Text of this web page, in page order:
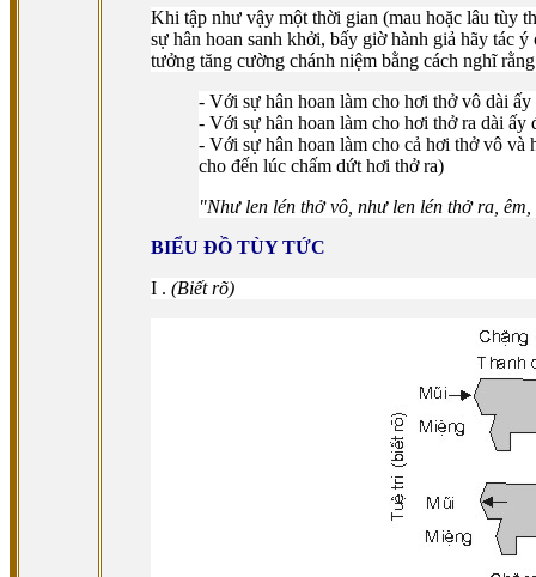
Khi tập như vậy một thời gian (mau hoặc lâu tùy
sự hân hoan sanh khởi, bấy giờ hành giả hãy tác
tưởng tăng cường chánh niệm bằng cách nghĩ
- Với sự hân hoan làm cho hơi thở vô dài
- Với sự hân hoan làm cho hơi thở ra dài ấy
- Với sự hân hoan làm cho cả hơi thở vô và
cho đến lúc chấm dứt hơi thở ra)
"Như len lén thở vô, như len lén thở ra, êm,
BIỂU ÐỒ TÙY TỨC
I . (Biết rõ)